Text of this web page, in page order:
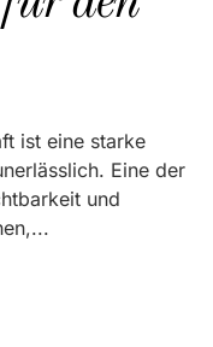
ist eine starke
Eine der
und